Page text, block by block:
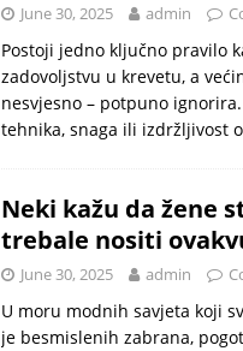
June 30, 2025 admin
Postoji jedno ključno pravilo
zadovoljstvu u krevetu, a
nesvjesno – potpuno
tehnika, snaga ili izdržljivost
Neki kažu da žene
trebale nositi
June 30, 2025 admin
U moru modnih savjeta koji
je besmislenih zabrana,